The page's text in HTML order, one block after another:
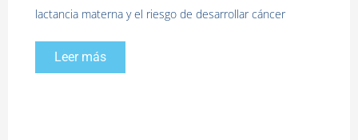
lactancia materna y el riesgo de desarrollar cáncer
Leer más